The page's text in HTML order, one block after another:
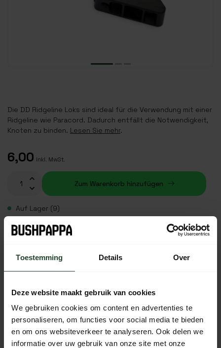
Toestemming Details Over
Deze website maakt gebruik van cookies
We gebruiken cookies om content en advertenties te
personaliseren, om functies voor social media te bieden
en om ons websiteverkeer te analyseren. Ook delen we
informatie over uw gebruik van onze site met onze
Die DD Ridgeline Loks sind ideal für die Verwendung mit einer
Ridgeline wie Paracord. Dadurch entfällt die Notwendigkeit,
Knoten zu binden. Lesen Sie mehr.
6,00 Inkl. MwSt.
Zum Warenkorb hinzufügen
Auf Lager (9)
Plaats je bestelling binnen
, dan wordt je
bestelling vandaag nog verzonden
Kostenloser Versand ab 90 € (NL, BE & DE)
Bestellungen von Mo bis Fr vor 17:00 Uhr werden noch am
Jeden Tag von 10:00 bis 20:00 Uhr per Chat, Telefon oder
E-Mail erreichbar.